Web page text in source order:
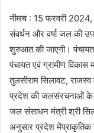
नीमच : 15 फरवरी 2024,
संवर्धन और वर्षा जल की
शुरुआत की जाएगी। पंचायत
पंचायत एवं ग्रामीण
तुलसीराम सिलावट,
प्रदेश की जलसंरचनाओं के
जल संसाधन मंत्री श्री
अनुसार प्रदेश